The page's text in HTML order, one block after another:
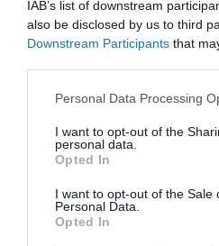
IAB’s list of downstream
also be disclosed by us to third
Downstream Participants that
Personal Data Processing
I want to opt-out of the
personal data.
Opted In
I want to opt-out of the Sale
Personal Data.
Opted In
Νέοι Διαγωνισμοί❯
ΠΑΙΔΙΚΕΣ ΠΑΡΑΣΤΑΣΕΙΣ 2019 – 2020
Newsletter